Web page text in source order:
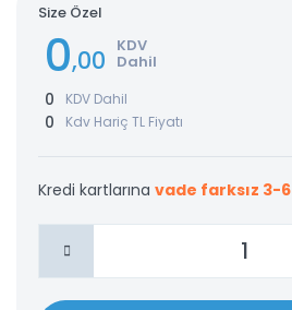
Size Özel
0,00 KDV
Dahil
0 KDV Dahil
0 Kdv Hariç TL Fiyatı
Kredi kartlarına vade farksız 3-6